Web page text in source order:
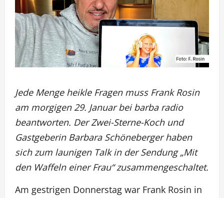
Jede Menge heikle Fragen muss Frank Rosin
am morgigen 29. Januar bei barba radio
beantworten. Der Zwei-Sterne-Koch und
Gastgeberin Barbara Schöneberger haben
sich zum launigen Talk in der Sendung „Mit
den Waffeln einer Frau“ zusammengeschaltet.
Am gestrigen Donnerstag war Frank Rosin in